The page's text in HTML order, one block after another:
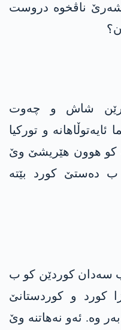
ناڤخوە دروست
شاش و چەوت
و تورکیا
کو ھوون ھێریشێ وێ
دەستێ کورد بێتە
سەدان کوردێن کو ب
کورد و کوردستانێ
وە. ئەو نەھاتنە وێ